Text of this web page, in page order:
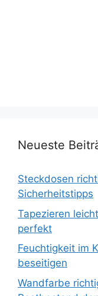
Neueste
Steckdosen
Sicherheitstipps
Tapezieren
perfekt
Feuchtigkeit im
beseitigen
Wandfarbe